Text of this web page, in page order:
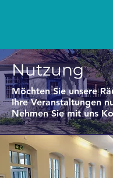
Nutzung
Möchten Sie unsere
Ihre Veranstaltungen
Nehmen Sie mit uns